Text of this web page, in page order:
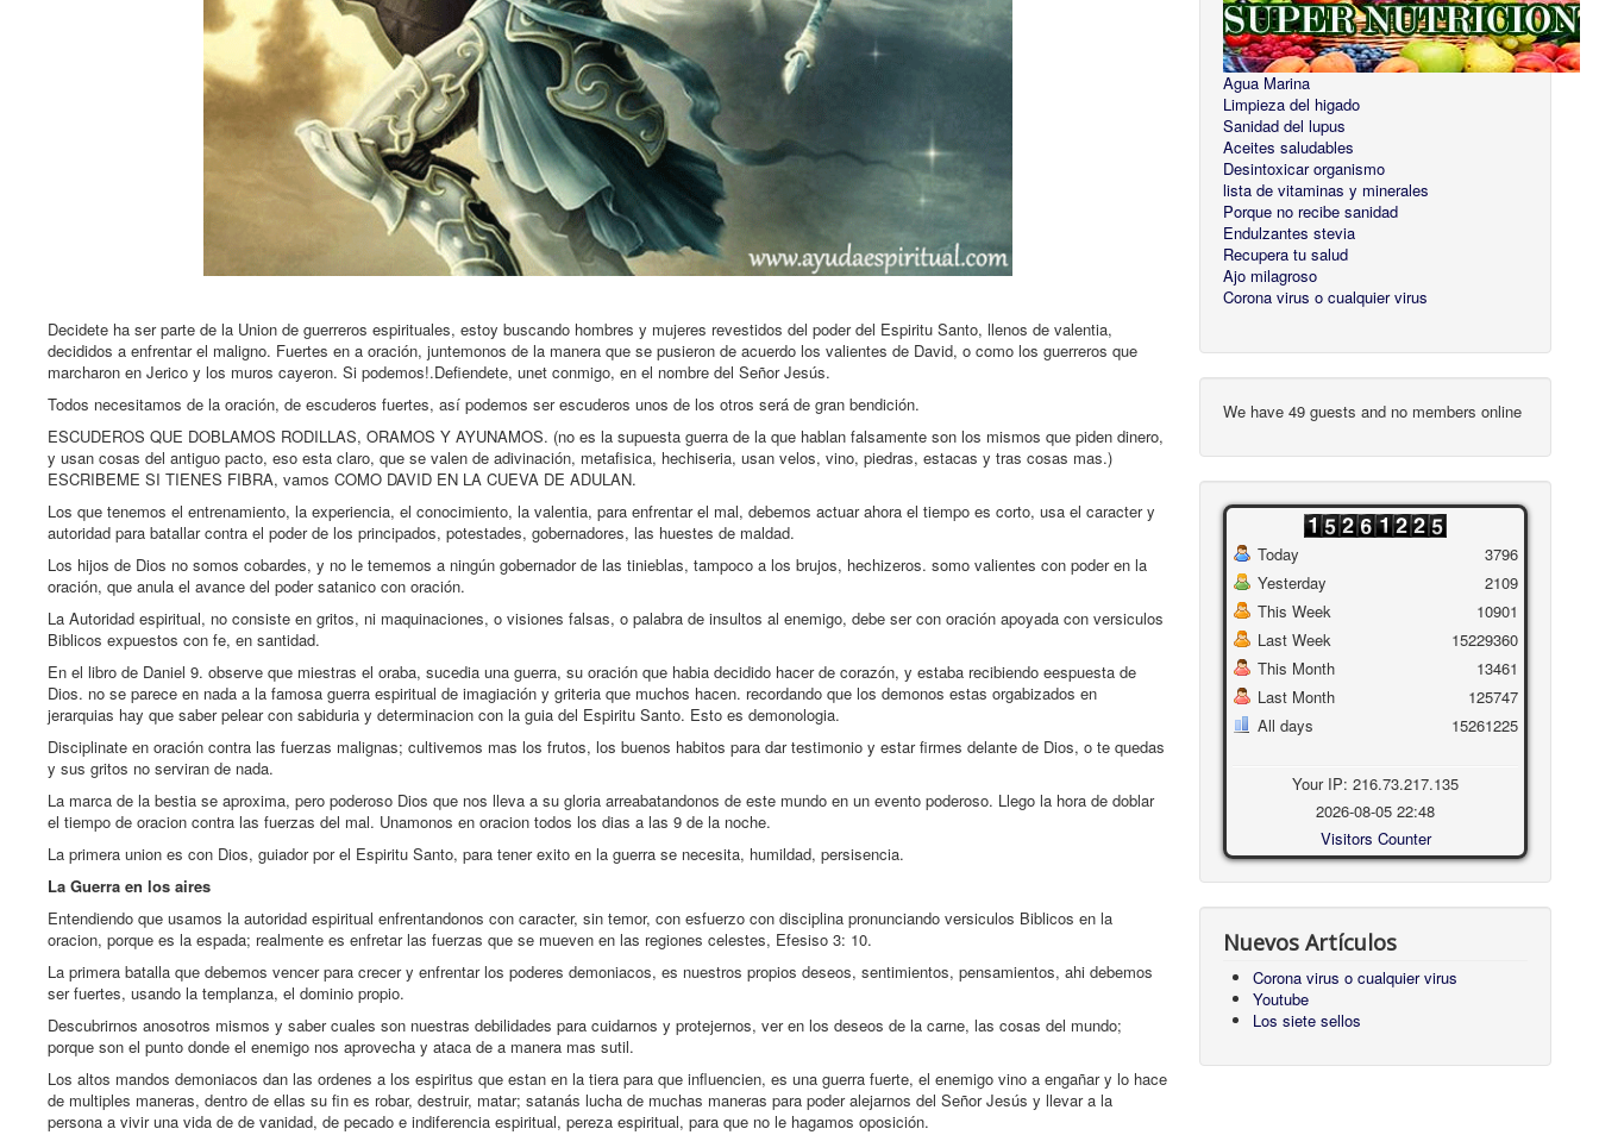
Decidete ha ser parte de la Union de guerreros espirituales, estoy buscando hombres y mujeres revestidos del poder del Espiritu Santo, llenos de valentia,
decididos a enfrentar el maligno. Fuertes en a oración, juntemonos de la manera que se pusieron de acuerdo los valientes de David, o como los guerreros que
marcharon en Jerico y los muros cayeron. Si podemos!.Defiendete, unet conmigo, en el nombre del Señor Jesús.
Todos necesitamos de la oración, de escuderos fuertes, así podemos ser escuderos unos de los otros será de gran bendición.
ESCUDEROS QUE DOBLAMOS RODILLAS, ORAMOS Y AYUNAMOS. (no es la supuesta guerra de la que hablan falsamente son los mismos que piden dinero,
y usan cosas del antiguo pacto, eso esta claro, que se valen de adivinación, metafisica, hechiseria, usan velos, vino, piedras, estacas y tras cosas mas.)
ESCRIBEME SI TIENES FIBRA, vamos COMO DAVID EN LA CUEVA DE ADULAN.
Los que tenemos el entrenamiento, la experiencia, el conocimiento, la valentia, para enfrentar el mal, debemos actuar ahora el tiempo es corto, usa el caracter y
autoridad para batallar contra el poder de los principados, potestades, gobernadores, las huestes de maldad.
Los hijos de Dios no somos cobardes, y no le tememos a ningún gobernador de las tinieblas, tampoco a los brujos, hechizeros. somo valientes con poder en la
oración, que anula el avance del poder satanico con oración.
La Autoridad espiritual, no consiste en gritos, ni maquinaciones, o visiones falsas, o palabra de insultos al enemigo, debe ser con oración apoyada con versiculos
Biblicos expuestos con fe, en santidad.
En el libro de Daniel 9. observe que miestras el oraba, sucedia una guerra, su oración que habia decidido hacer de corazón, y estaba recibiendo eespuesta de
Dios. no se parece en nada a la famosa guerra espiritual de imagiación y griteria que muchos hacen. recordando que los demonos estas orgabizados en
jerarquias hay que saber pelear con sabiduria y determinacion con la guia del Espiritu Santo. Esto es demonologia.
Disciplinate en oración contra las fuerzas malignas; cultivemos mas los frutos, los buenos habitos para dar testimonio y estar firmes delante de Dios, o te quedas
y sus gritos no serviran de nada.
La marca de la bestia se aproxima, pero poderoso Dios que nos lleva a su gloria arreabatandonos de este mundo en un evento poderoso. Llego la hora de doblar
el tiempo de oracion contra las fuerzas del mal. Unamonos en oracion todos los dias a las 9 de la noche.
La primera union es con Dios, guiador por el Espiritu Santo, para tener exito en la guerra se necesita, humildad, persisencia.
La Guerra en los aires
Entendiendo que usamos la autoridad espiritual enfrentandonos con caracter, sin temor, con esfuerzo con disciplina pronunciando versiculos Biblicos en la
oracion, porque es la espada; realmente es enfretar las fuerzas que se mueven en las regiones celestes, Efesiso 3: 10.
La primera batalla que debemos vencer para crecer y enfrentar los poderes demoniacos, es nuestros propios deseos, sentimientos, pensamientos, ahi debemos
ser fuertes, usando la templanza, el dominio propio.
Descubrirnos anosotros mismos y saber cuales son nuestras debilidades para cuidarnos y protejernos, ver en los deseos de la carne, las cosas del mundo;
porque son el punto donde el enemigo nos aprovecha y ataca de a manera mas sutil.
Los altos mandos demoniacos dan las ordenes a los espiritus que estan en la tiera para que influencien, es una guerra fuerte, el enemigo vino a engañar y lo hace
de multiples maneras, dentro de ellas su fin es robar, destruir, matar; satanás lucha de muchas maneras para poder alejarnos del Señor Jesús y llevar a la
persona a vivir una vida de de vanidad, de pecado e indiferencia espiritual, pereza espiritual, para que no le hagamos oposición.
Agua Marina
Limpieza del higado
Sanidad del lupus
Aceites saludables
Desintoxicar organismo
lista de vitaminas y minerales
Porque no recibe sanidad
Endulzantes stevia
Recupera tu salud
Ajo milagroso
Corona virus o cualquier virus
We have 49 guests and no members online
Today
Yesterday
This Week
Last Week
This Month
Last Month
All days
3796
2109
10901
15229360
13461
125747
15261225
Your IP: 216.73.217.135
2026-08-05 22:48
Visitors Counter
Nuevos Artículos
Corona virus o cualquier virus
Youtube
Los siete sellos